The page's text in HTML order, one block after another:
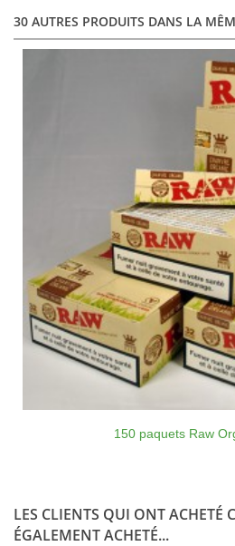
30 AUTRES PRODUITS DANS LA
150 paquets Raw
LES CLIENTS QUI ONT ACHETÉ
ÉGALEMENT ACHETÉ...